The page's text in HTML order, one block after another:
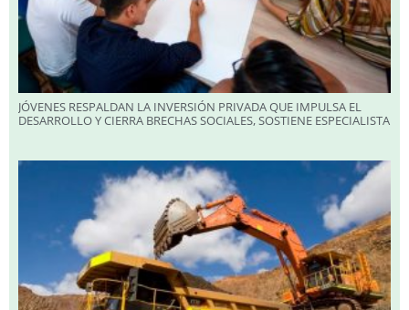
JÓVENES RESPALDAN LA INVERSIÓN PRIVADA QUE IMPULSA EL
DESARROLLO Y CIERRA BRECHAS SOCIALES, SOSTIENE ESPECIALISTA